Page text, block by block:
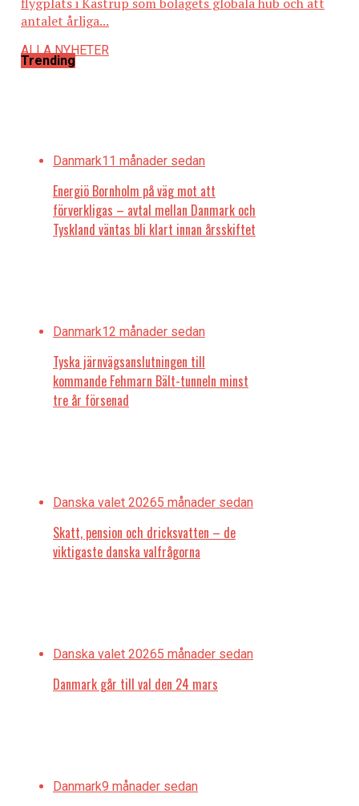
antalet årliga...
ALLA NYHETER
Trending
Danmark11 månader sedan
Energiö Bornholm på väg mot att
förverkligas – avtal mellan Danmark och
Tyskland väntas bli klart innan årsskiftet
Danmark12 månader sedan
Tyska järnvägsanslutningen till
kommande Fehmarn Bält-tunneln minst
tre år försenad
Danska valet 20265 månader sedan
Skatt, pension och dricksvatten – de
viktigaste danska valfrågorna
Danska valet 20265 månader sedan
Danmark går till val den 24 mars
Danmark9 månader sedan